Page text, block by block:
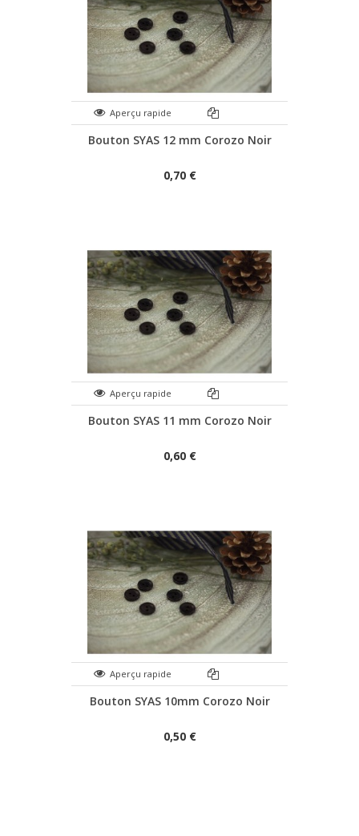
Aperçu rapide
Bouton SYAS 12 mm Corozo Noir
0,70 €
Aperçu rapide
Bouton SYAS 11 mm Corozo Noir
0,60 €
Aperçu rapide
Bouton SYAS 10mm Corozo Noir
0,50 €